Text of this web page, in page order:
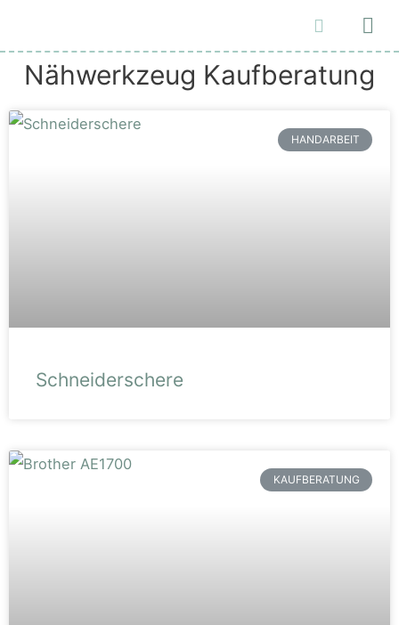
Nähwerkzeug Kaufberatung
HANDARBEIT
Schneiderschere
KAUFBERATUNG